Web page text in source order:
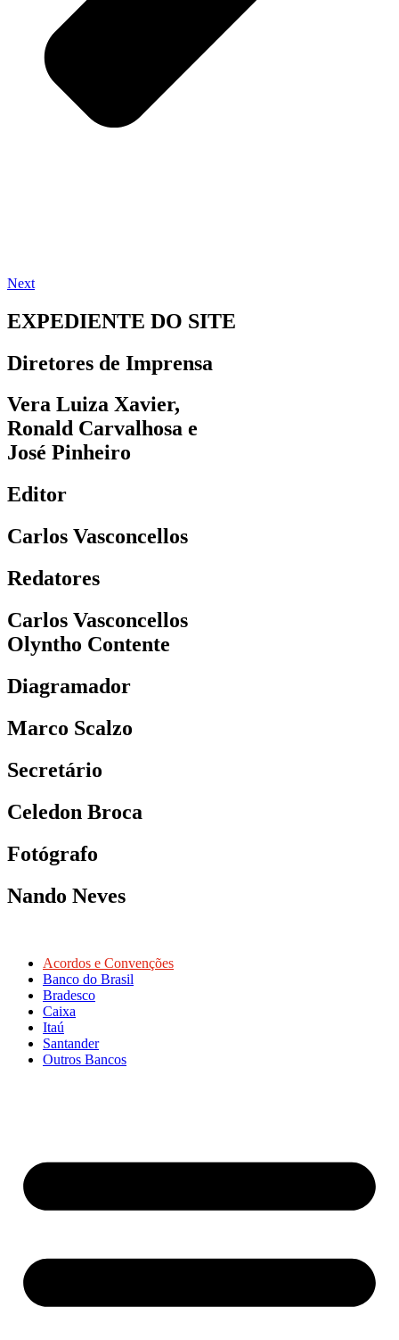
Next
EXPEDIENTE DO SITE
Diretores de Imprensa
Vera Luiza Xavier,
Ronald Carvalhosa e
José Pinheiro
Editor
Carlos Vasconcellos
Redatores
Carlos Vasconcellos
Olyntho Contente
Diagramador
Marco Scalzo
Secretário
Celedon Broca
Fotógrafo
Nando Neves
Acordos e Convenções
Banco do Brasil
Bradesco
Caixa
Itaú
Santander
Outros Bancos